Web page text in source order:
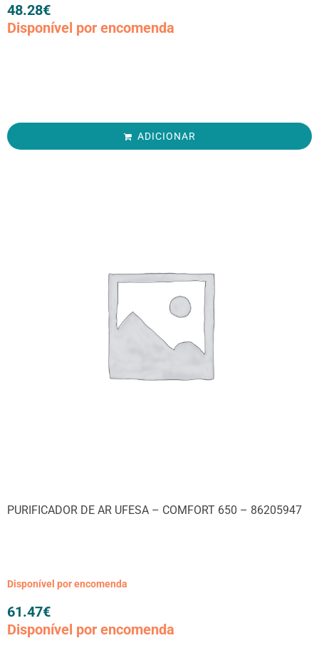
48.28€
Disponível por encomenda
ADICIONAR
PURIFICADOR DE AR UFESA – COMFORT 650 – 86205947
Disponível por encomenda
61.47€
Disponível por encomenda